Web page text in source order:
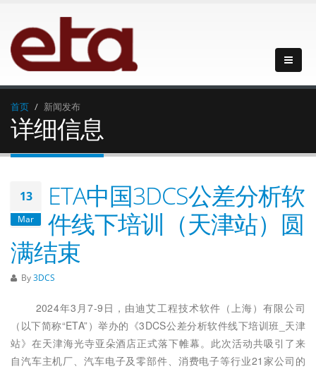
首页 新闻发布
详细信息
13
Mar
ETA中国3DCS公差分析软
件线下培训（天津站）圆
满结束
By3DCS
2024年3月7-9日，由迪艾工程技术软件（上海）有限公司
（以下简称“ETA”）举办的《3DCS公差分析软件线下培训班_天津
站》在天津海光寺亚朵酒店正式落下帷幕。此次活动共吸引了来
自汽车主机厂、汽车电子及零部件、消费电子等行业21家公司的